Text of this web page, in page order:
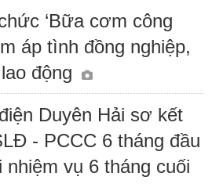
‘Bữa cơm công
áp tình đồng nghiệp,
động
Duyên Hải sơ kết
- PCCC 6 tháng đầu
nhiệm vụ 6 tháng cuối